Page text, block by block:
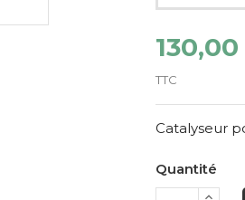
TTC
Catalyseur
Quantité